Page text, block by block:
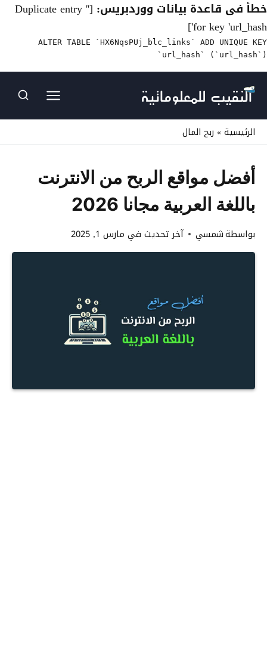
خطأ فى قاعدة بيانات ووردبريس: [Duplicate entry ''
for key 'url_hash']
ALTER TABLE `HX6NqsPUj_blc_links` ADD UNIQUE KEY
`url_hash` (`url_hash`)
إلى
المحتوى
الرئيسية» ربح المال
أفضل مواقع الربح من الانترنت
باللغة العربية مجانا 2026
بواسطةشمسي آخر تحديث في مارس 1, 2025